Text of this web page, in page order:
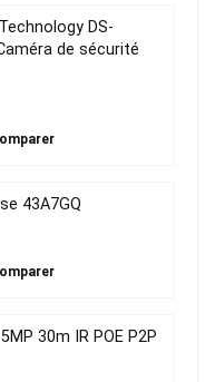
DS-
de sécurité
43A7GQ
30m IR POE P2P